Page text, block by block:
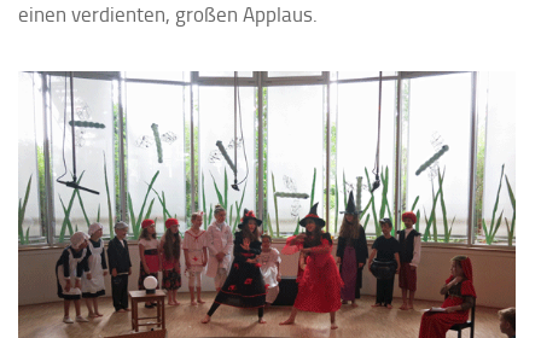
einen verdienten, großen Applaus.